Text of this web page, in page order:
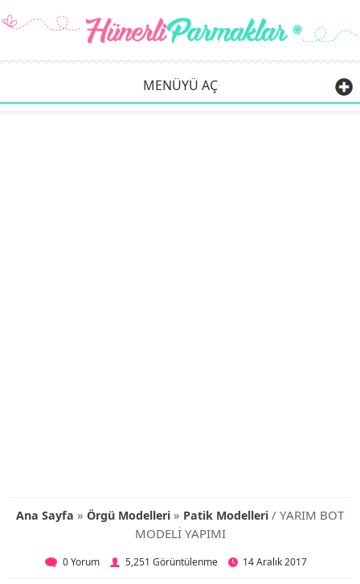
MENÜYÜ AÇ
Ana Sayfa » Örgü Modelleri » Patik Modelleri / YARIM BOT
MODELİ YAPIMI
0 Yorum 5,251 Görüntülenme 14 Aralık 2017